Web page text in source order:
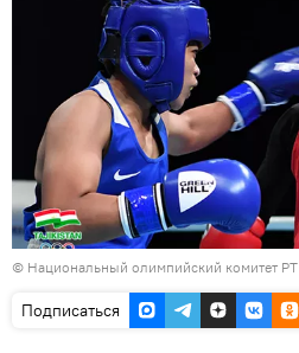
© Национальный олимпийский комитет РТ
Подписаться